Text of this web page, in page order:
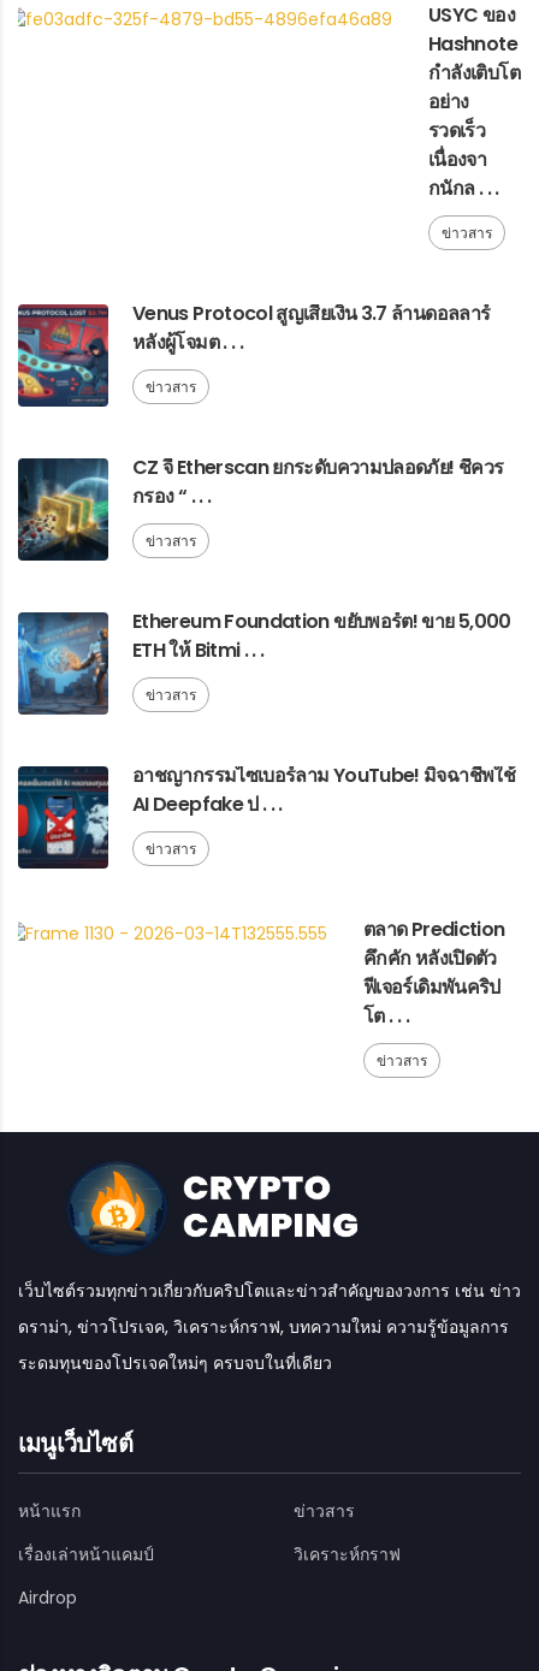
USYC ของ
Hashnote
กำลังเติบโต
อย่าง
รวดเร็ว
เนื่องจา
กนักล . . .
ข่าวสาร
Venus Protocol สูญเสียเงิน 3.7 ล้านดอลลาร์
หลังผู้โจมต . . .
ข่าวสาร
CZ จี้ Etherscan ยกระดับความปลอดภัย! ชี้ควร
กรอง “ . . .
ข่าวสาร
Ethereum Foundation ขยับพอร์ต! ขาย 5,000
ETH ให้ Bitmi . . .
ข่าวสาร
อาชญากรรมไซเบอร์ลาม YouTube! มิจฉาชีพใช้
AI Deepfake ป . . .
ข่าวสาร
ตลาด Prediction
คึกคัก หลังเปิดตัว
ฟีเจอร์เดิมพันคริป
โต . . .
ข่าวสาร
เว็บไซต์รวมทุกข่าวเกี่ยวกับคริปโตและข่าวสำคัญของวงการ เช่น ข่าว
ดราม่า, ข่าวโปรเจค, วิเคราะห์กราฟ, บทความใหม่ ความรู้ข้อมูลการ
ระดมทุนของโปรเจคใหม่ๆ ครบจบในที่เดียว
เมนูเว็บไซต์
หน้าแรก
ข่าวสาร
เรื่องเล่าหน้าแคมป์
วิเคราะห์กราฟ
Airdrop